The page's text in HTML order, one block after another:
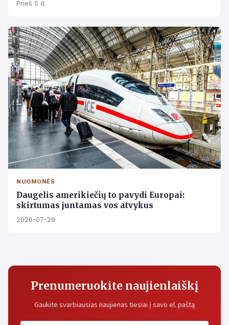
Prieš 5 d.
NUOMONĖS
Daugelis amerikiečių to pavydi Europai:
skirtumas juntamas vos atvykus
2026-07-29
Prenumeruokite naujienlaiškį
Gaukite svarbiausias naujienas tiesiai į savo el. paštą